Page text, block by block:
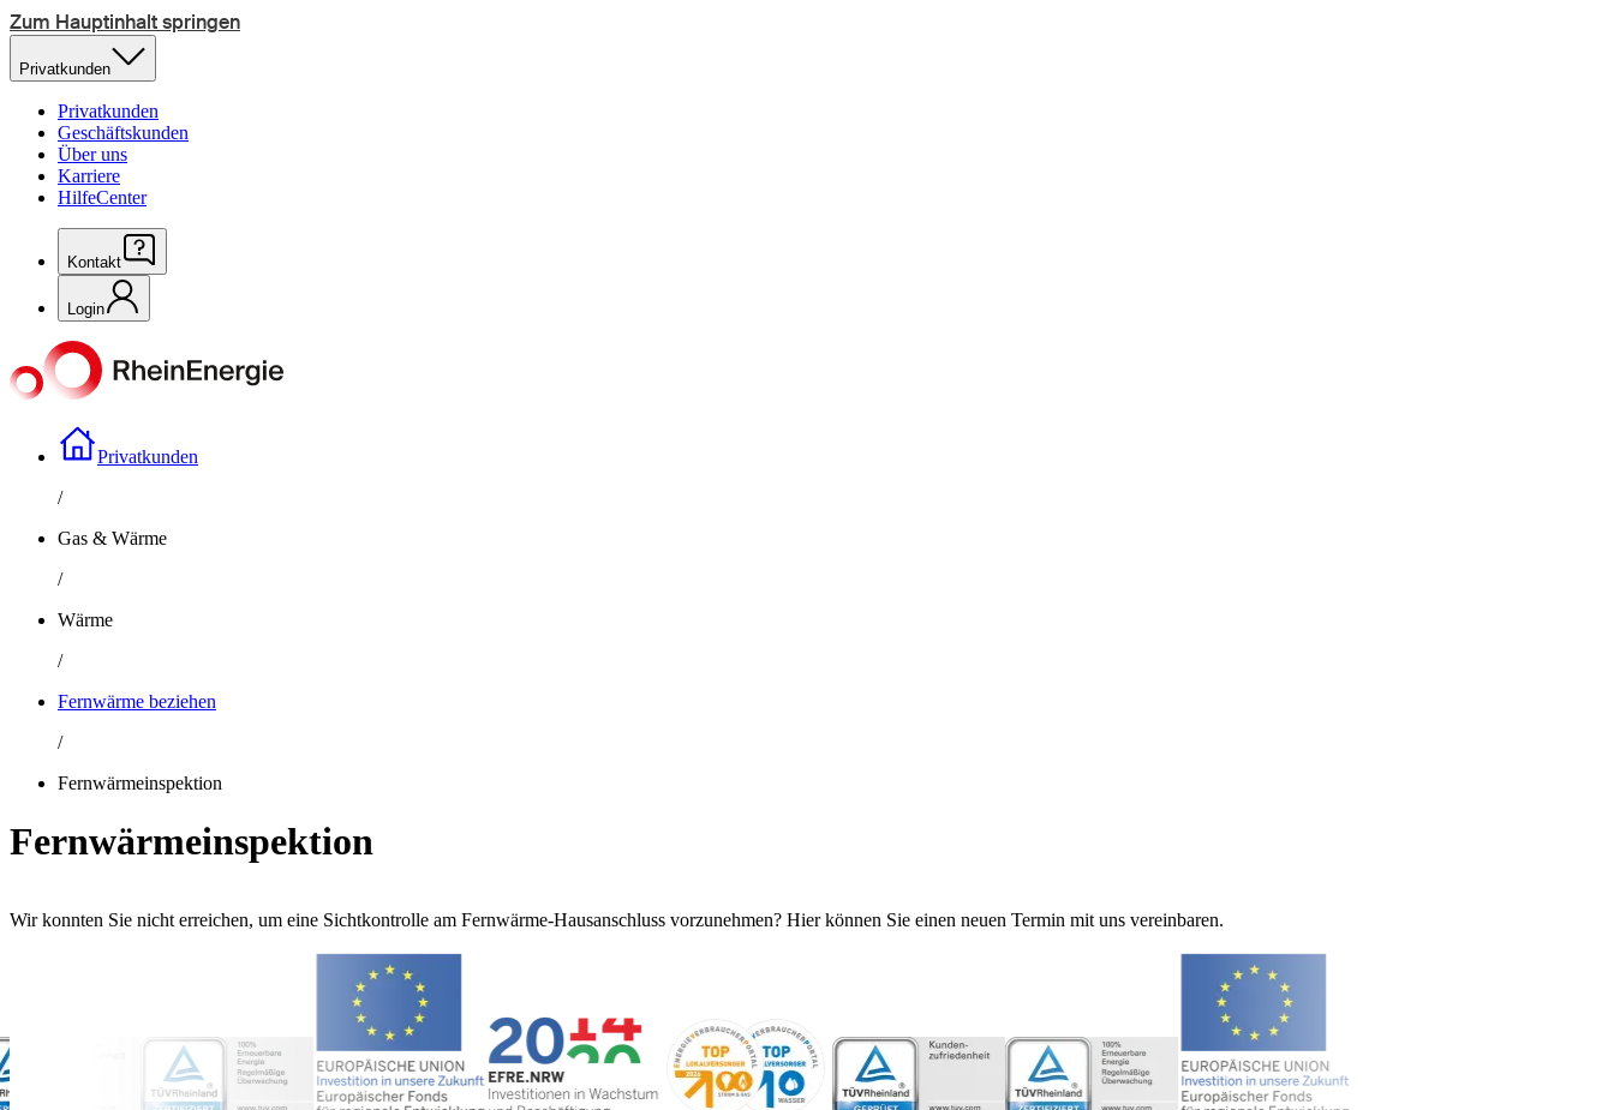
Zum Hauptinhalt springen
Privatkunden
Privatkunden
Geschäftskunden
Über uns
Karriere
HilfeCenter
Kontakt
Login
Privatkunden
/
Gas & Wärme
/
Wärme
/
Fernwärme beziehen
/
Fernwärmeinspektion
Fernwärmeinspektion
Wir konnten Sie nicht erreichen, um eine Sichtkontrolle am Fernwärme-Hausanschluss vorzunehmen? Hier können Sie einen neuen Termin mit uns vereinbaren.